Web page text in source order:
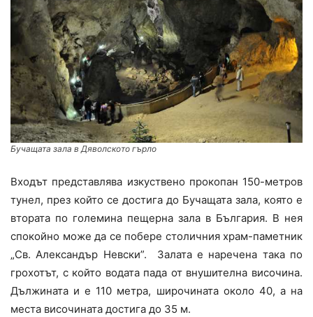
Бучащата зала в Дяволското гърло
Входът представлява изкуствено прокопан 150-метров
тунел, през който се достига до Бучащата зала, която е
втората по големина пещерна зала в България. В нея
спокойно може да се побере столичния храм-паметник
„Св. Александър Невски”. Залата е наречена така по
грохотът, с който водата пада от внушителна височина.
Дължината и е 110 метра, широчината около 40, а на
места височината достига до 35 м.